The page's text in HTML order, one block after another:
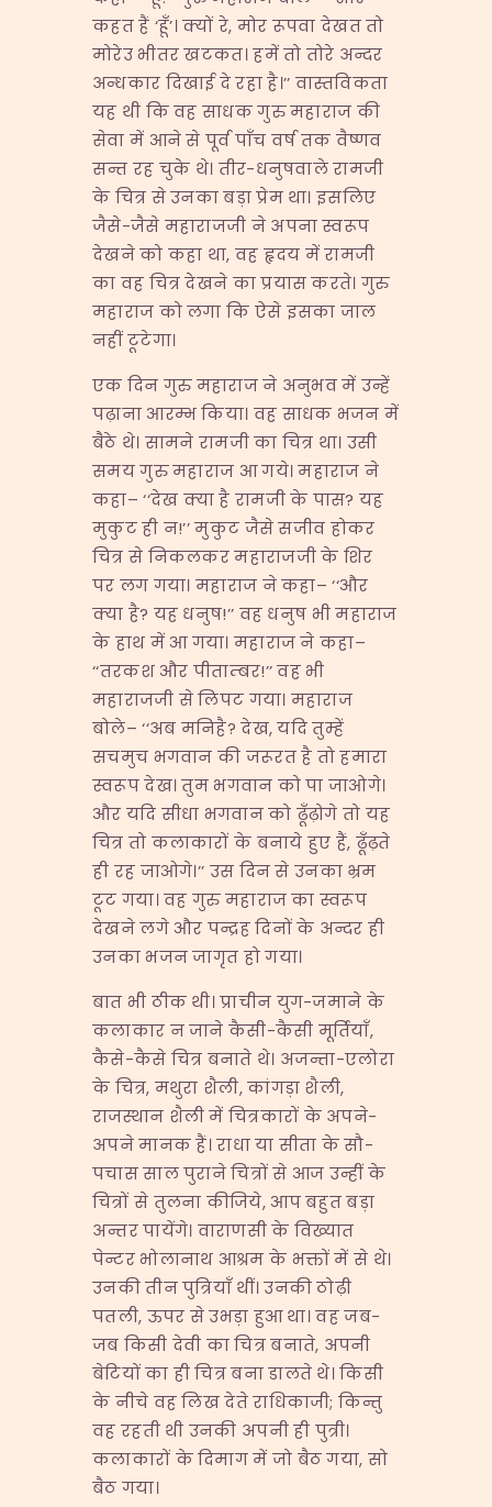
कहत हैं ‘हूँ’। क्यों रे, मोर रूपवा देखत तो
मोरेउ भीतर खटकत। हमें तो तोरे अन्दर
अन्धकार दिखाई दे रहा है।’’ वास्तविकता
यह थी कि वह साधक गुरु महाराज की
सेवा में आने से पूर्व पाँच वर्ष तक वैष्णव
सन्त रह चुके थे। तीर-धनुषवाले रामजी
के चित्र से उनका बड़ा प्रेम था। इसलिए
जैसे-जैसे महाराजजी ने अपना स्वरूप
देखने को कहा था, वह हृदय में रामजी
का वह चित्र देखने का प्रयास करते। गुरु
महाराज को लगा कि ऐसे इसका जाल
नहीं टूटेगा।
एक दिन गुरु महाराज ने अनुभव में उन्हें
पढ़ाना आरम्भ किया। वह साधक भजन में
बैठे थे। सामने रामजी का चित्र था। उसी
समय गुरु महाराज आ गये। महाराज ने
कहा– ‘‘देख क्या है रामजी के पास? यह
मुकुट ही न!’’ मुकुट जैसे सजीव होकर
चित्र से निकलकर महाराजजी के शिर
पर लग गया। महाराज ने कहा– ‘‘और
क्या है? यह धनुष!’’ वह धनुष भी महाराज
के हाथ में आ गया। महाराज ने कहा–
‘‘तरकश और पीताम्बर!’’ वह भी
महाराजजी से लिपट गया। महाराज
बोले– ‘‘अब मनिहै? देख, यदि तुम्हें
सचमुच भगवान की जरूरत है तो हमारा
स्वरूप देख। तुम भगवान को पा जाओगे।
और यदि सीधा भगवान को ढूँढ़ोगे तो यह
चित्र तो कलाकारों के बनाये हुए हैं, ढूँढ़ते
ही रह जाओगे।’’ उस दिन से उनका भ्रम
टूट गया। वह गुरु महाराज का स्वरूप
देखने लगे और पन्द्रह दिनों के अन्दर ही
उनका भजन जागृत हो गया।
बात भी ठीक थी। प्राचीन युग-जमाने के
कलाकार न जाने कैसी-कैसी मूर्तियाँ,
कैसे-कैसे चित्र बनाते थे। अजन्ता-एलोरा
के चित्र, मथुरा शैली, कांगड़ा शैली,
राजस्थान शैली में चित्रकारों के अपने-
अपने मानक हैं। राधा या सीता के सौ-
पचास साल पुराने चित्रों से आज उन्हीं के
चित्रों से तुलना कीजिये, आप बहुत बड़ा
अन्तर पायेंगे। वाराणसी के विख्यात
पेन्टर भोलानाथ आश्रम के भक्तों में से थे।
उनकी तीन पुत्रियाँ थीं। उनकी ठोढ़ी
पतली, ऊपर से उभड़ा हुआ था। वह जब-
जब किसी देवी का चित्र बनाते, अपनी
बेटियों का ही चित्र बना डालते थे। किसी
के नीचे वह लिख देते राधिकाजी; किन्तु
वह रहती थी उनकी अपनी ही पुत्री।
कलाकारों के दिमाग में जो बैठ गया, सो
बैठ गया।